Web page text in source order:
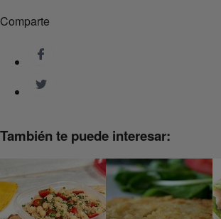
Comparte
También te puede interesar: